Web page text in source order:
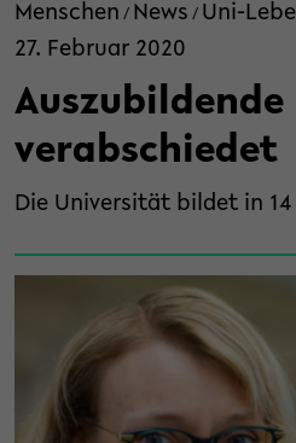
Menschen / News / Uni-
27. Februar 2020
Auszubildende
verabschiedet
Die Universität bildet in 14